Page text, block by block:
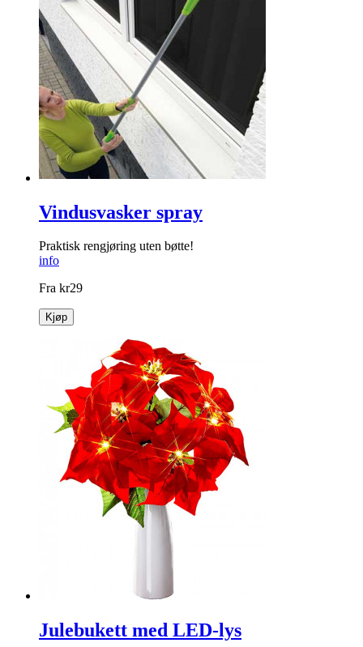
Vindusvasker spray
Praktisk rengjøring uten bøtte!
info
Fra kr29
Kjøp
Julebukett med LED-lys